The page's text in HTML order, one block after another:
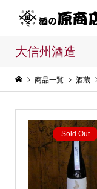
大信州酒造
商品一覧 酒蔵
Sold Out